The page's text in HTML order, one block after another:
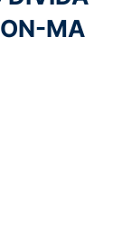
MA